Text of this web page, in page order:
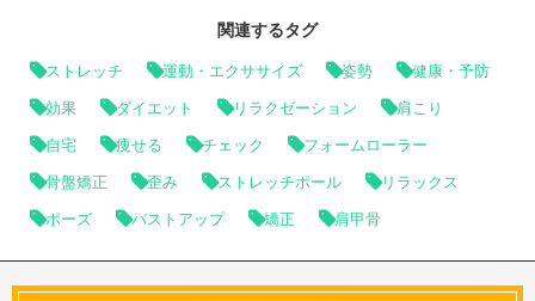
関連するタグ
ストレッチ 運動・エクササイズ 姿勢 健康・予防
効果 ダイエット リラクゼーション 肩こり
自宅 痩せる チェック フォームローラー
骨盤矯正 歪み ストレッチポール リラックス
ポーズ バストアップ 矯正 肩甲骨